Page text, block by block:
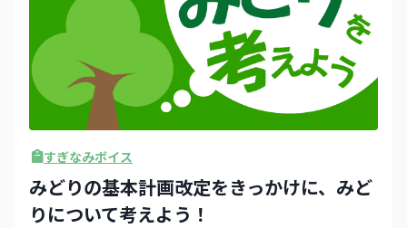
すぎなみボイス
みどりの基本計画改定をきっかけに、みど
りについて考えよう！